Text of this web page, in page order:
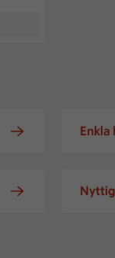
svårighetsgrad